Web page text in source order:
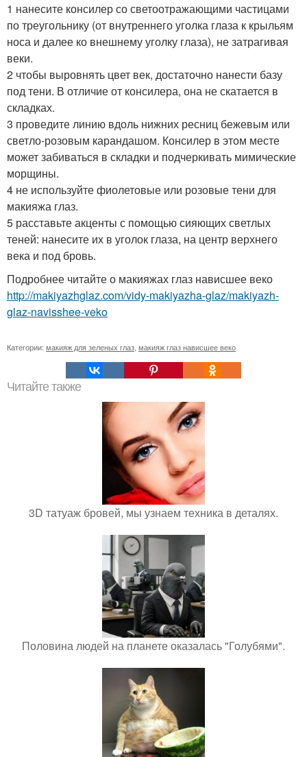
1 нанесите консилер со светоотражающими частицами
по треугольнику (от внутреннего уголка глаза к крыльям
носа и далее ко внешнему уголку глаза), не затрагивая
веки.
2 чтобы выровнять цвет век, достаточно нанести базу
под тени. В отличие от консилера, она не скатается в
складках.
3 проведите линию вдоль нижних ресниц бежевым или
светло-розовым карандашом. Консилер в этом месте
может забиваться в складки и подчеркивать мимические
морщины.
4 не используйте фиолетовые или розовые тени для
макияжа глаз.
5 расставьте акценты с помощью сияющих светлых
теней: нанесите их в уголок глаза, на центр верхнего
века и под бровь.
Подробнее читайте о макияжах глаз нависшее веко
http://makiyazhglaz.com/vidy-makiyazha-glaz/makiyazh-
glaz-navisshee-veko
Категории: макияж для зеленых глаз макияж глаз нависшее веко
Читайте также
3D татуаж бровей, мы узнаем техника в деталях.
Половина людей на планете оказалась "Голубями".